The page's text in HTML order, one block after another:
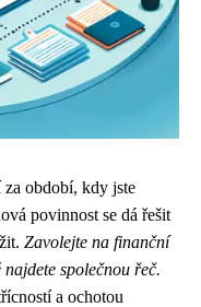
období, kdy jste
povinnost se dá řešit
Zavolejte na finanční
společnou řeč.
a ochotou